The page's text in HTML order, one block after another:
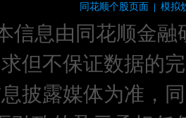
同花顺个股页面 模拟
信息由同花顺金
但不保证数据的
息披露媒体为准，